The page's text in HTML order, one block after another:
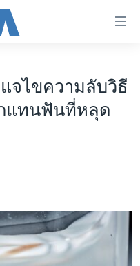
จไขความลับวิธี
แทนฟันที่หลุด